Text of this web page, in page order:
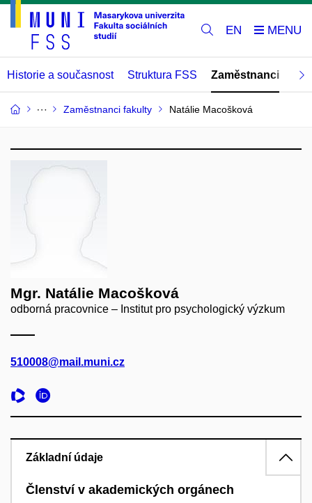
EN
Historie a současnost Struktura FSS Zaměstnanci
Zaměstnanci fakulty Natálie Macošková
Mgr. Natálie Macošková
odborná pracovnice – Institut pro psychologický výzkum
510008@mail.muni.cz
Základní údaje
Členství v akademických orgánech